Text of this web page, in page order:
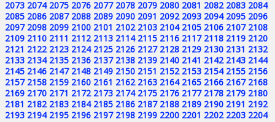
2073 2074 2075 2076 2077 2078 2079 2080 2081 2082 2083 2084
2085 2086 2087 2088 2089 2090 2091 2092 2093 2094 2095 2096
2097 2098 2099 2100 2101 2102 2103 2104 2105 2106 2107 2108
2109 2110 2111 2112 2113 2114 2115 2116 2117 2118 2119 2120
2121 2122 2123 2124 2125 2126 2127 2128 2129 2130 2131 2132
2133 2134 2135 2136 2137 2138 2139 2140 2141 2142 2143 2144
2145 2146 2147 2148 2149 2150 2151 2152 2153 2154 2155 2156
2157 2158 2159 2160 2161 2162 2163 2164 2165 2166 2167 2168
2169 2170 2171 2172 2173 2174 2175 2176 2177 2178 2179 2180
2181 2182 2183 2184 2185 2186 2187 2188 2189 2190 2191 2192
2193 2194 2195 2196 2197 2198 2199 2200 2201 2202 2203 2204